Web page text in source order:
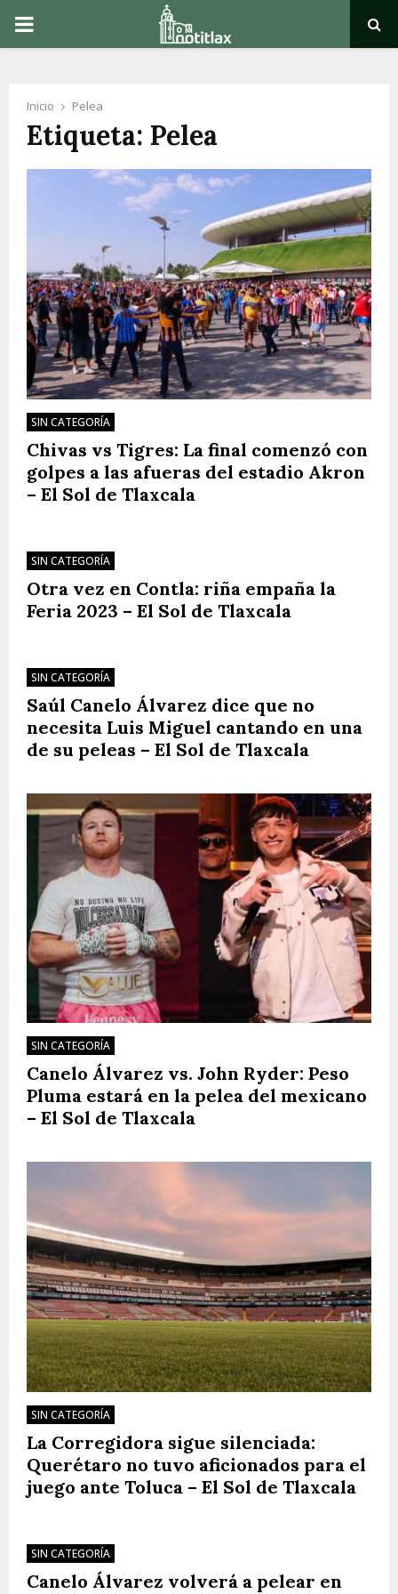
PRIMARY
Inicio Pelea
Etiqueta: Pelea
SIN CATEGORÍA
Chivas vs Tigres: La final comenzó con
golpes a las afueras del estadio Akron
– El Sol de Tlaxcala
SIN CATEGORÍA
Otra vez en Contla: riña empaña la
Feria 2023 – El Sol de Tlaxcala
SIN CATEGORÍA
Saúl Canelo Álvarez dice que no
necesita Luis Miguel cantando en una
de su peleas – El Sol de Tlaxcala
SIN CATEGORÍA
Canelo Álvarez vs. John Ryder: Peso
Pluma estará en la pelea del mexicano
– El Sol de Tlaxcala
SIN CATEGORÍA
La Corregidora sigue silenciada:
Querétaro no tuvo aficionados para el
juego ante Toluca – El Sol de Tlaxcala
SIN CATEGORÍA
Canelo Álvarez volverá a pelear en